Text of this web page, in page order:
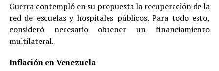
Guerra contempló en su propuesta la recuperación de la
red de escuelas y hospitales públicos. Para todo esto,
consideró necesario obtener un financiamiento
multilateral.
Inflación en Venezuela